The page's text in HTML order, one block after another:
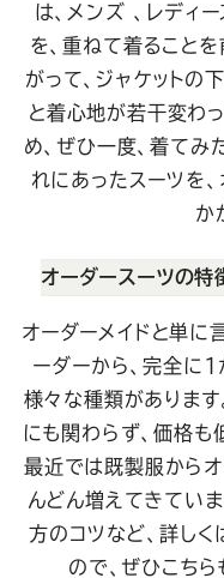
は、メンズ 、レディ
を、重ねて着ること
がって、ジャケットの
と着心地が若干変わ
め、ぜひ一度、着てみ
れにあったスーツを
か
オーダースーツの特
オーダーメイドと単に
ーダーから、完全に1
様々な種類があります
にも関わらず、価格も
最近では既製服から
んどん増えてきてい
方のコツなど、詳しく
ので、ぜひこち